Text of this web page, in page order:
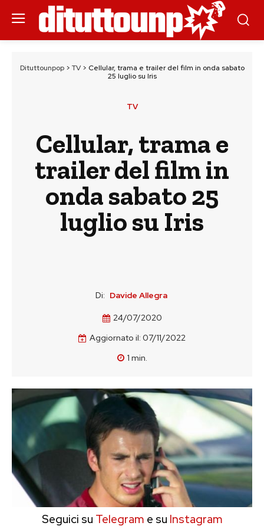
Dituttounpop> TV> Cellular, trama e trailer del film in onda sabato
25 luglio su Iris
TV
Cellular, trama e
trailer del film in
onda sabato 25
luglio su Iris
Di: Davide Allegra
24/07/2020
Aggiornato il: 07/11/2022
1 min.
Seguici su Telegram e su Instagram